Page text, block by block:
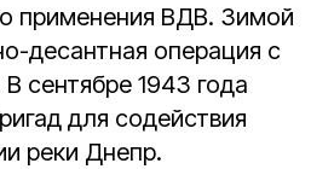
применения ВДВ. Зимой
десантная операция с
сентябре 1943 года
для содействия
реки Днепр.